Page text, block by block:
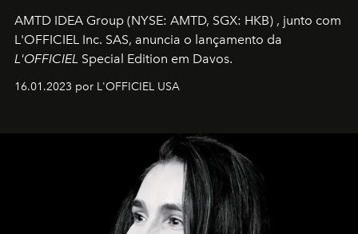
AMTD IDEA Group (NYSE: AMTD, SGX: HKB) , junto com
L'OFFICIEL Inc. SAS, anuncia o lançamento da
L'OFFICIEL Special Edition em Davos.
16.01.2023 por L'OFFICIEL USA